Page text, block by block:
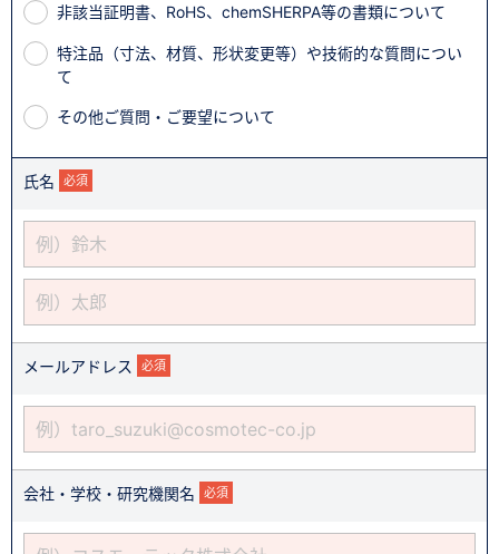
非該当証明書、RoHS、chemSHERPA等の書類について
特注品（寸法、材質、形状変更等）や技術的な質問につい
て
その他ご質問・ご要望について
氏名 必須
メールアドレス 必須
会社・学校・研究機関名 必須